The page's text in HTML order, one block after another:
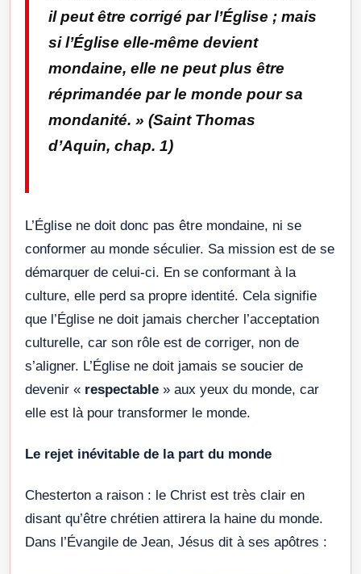
il peut être corrigé par l’Église ; mais
si l’Église elle-même devient
mondaine, elle ne peut plus être
réprimandée par le monde pour sa
mondanité. » (Saint Thomas
d’Aquin, chap. 1)
L’Église ne doit donc pas être mondaine, ni se
conformer au monde séculier. Sa mission est de se
démarquer de celui-ci. En se conformant à la
culture, elle perd sa propre identité. Cela signifie
que l’Église ne doit jamais chercher l’acceptation
culturelle, car son rôle est de corriger, non de
s’aligner. L’Église ne doit jamais se soucier de
devenir « respectable » aux yeux du monde, car
elle est là pour transformer le monde.
Le rejet inévitable de la part du monde
Chesterton a raison : le Christ est très clair en
disant qu’être chrétien attirera la haine du monde.
Dans l’Évangile de Jean, Jésus dit à ses apôtres :